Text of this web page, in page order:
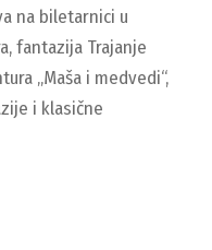
na biletarnici u
fantazija Trajanje
„Maša i medvedi“,
i klasične